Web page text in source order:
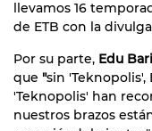
llevamos 16
de ETB con la
Por su parte, Edu
que "sin 'Teknopolis',
'Teknopolis' han
nuestros brazos